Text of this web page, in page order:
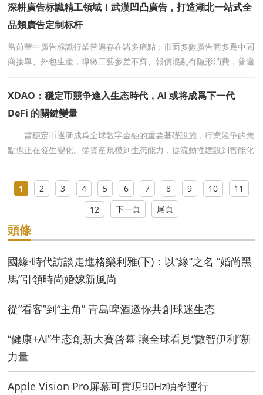
深耕廣告标識精工領域！武漢凹凸廣告，打造湖北一站式全
品類廣告定制标杆
當前華中廣告标識行業普遍存在諸多痛點：市面多數廣告商多爲中間
商接單、外包生産，導緻工藝參差不齊、報價混亂有隐形消費，普遍
XDAO：穩定币競争進入生态時代，AI 或将成爲下一代
DeFi 的關鍵變量
當穩定币逐漸成爲全球數字金融的重要基礎設施，行業競争的焦
點也正在發生變化。從資産規模到生态能力，從流動性建設到智能化
1 2 3 4 5 6 7 8 9 10
11
12
下一頁 尾頁
頭條
國緣·時代訪談走進格樂利雅(下)：以“緣”之名 “婚尚黑
馬”引領時尚婚嫁新風尚
從“看客”到“主角” 青島啤酒邀你共創球迷生态
“健康+AI”生态創新大賽啓幕 讓全球看見“數智伊利”新
力量
Apple Vision Pro屏幕可實現90Hz幀率運行